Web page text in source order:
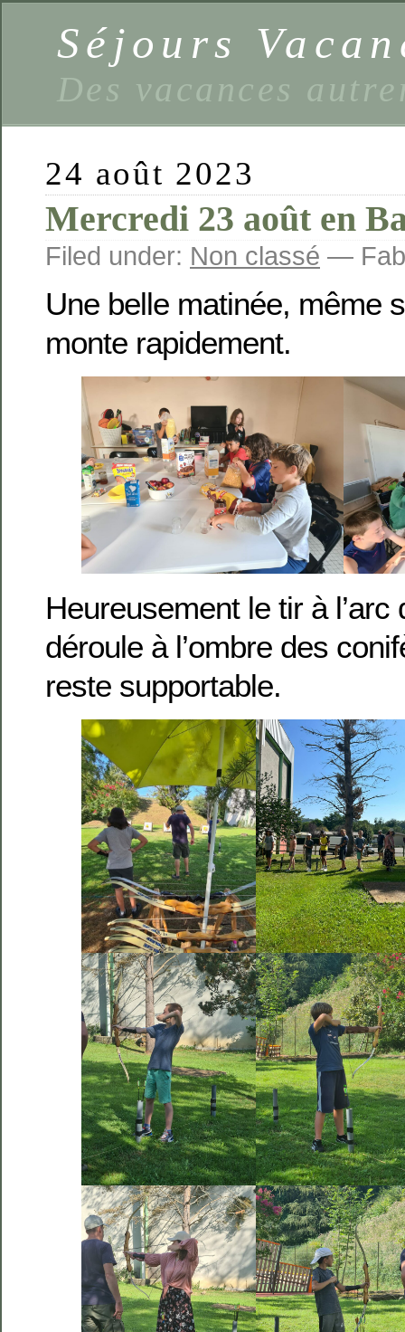
Séjours
Des vacances
24 août 2023
Mercredi 23 août en
Filed under: Non classé —
Une belle matinée, même
monte rapidement.
Heureusement le tir à
déroule à l’ombre des
reste supportable.